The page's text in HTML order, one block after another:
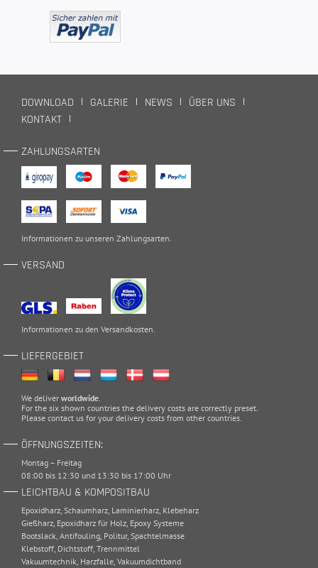
DOWNLOAD GALERIE NEWS
ÜBER UNS
KONTAKT
ZAHLUNGSARTEN
Informationen zu unseren Zahlungsarten.
VERSAND
Informationen zu den Versandkosten.
LIEFERGEBIET
We deliver worldwide.
For the six shown countries the delivery costs are correctly preset.
Please contact us for your delivery costs from other countries.
ÖFFNUNGSZEITEN:
Montag – Freitag
08:00 bis 12:30 und 13:30 bis 17:00 Uhr
LEICHTBAU & KOMPOSITBAU
Epoxidharz, Schaumharz, Laminierharz, Klebeharz
Gießharz, Epoxidharz für Holz, Epoxy Systeme
Bootslack, Antifouling, Politur, Spachtelmasse
Klebstoff, Dichtstoff, Trennmittel
Vakuumtechnik, Harzfalle, Vakuumdichtband